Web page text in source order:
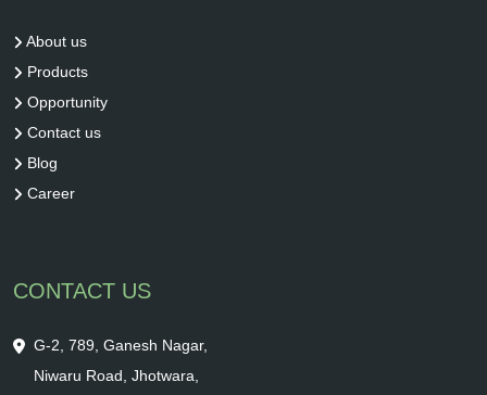
About us
Products
Opportunity
Contact us
Blog
Career
CONTACT US
G-2, 789, Ganesh Nagar,
Niwaru Road, Jhotwara,